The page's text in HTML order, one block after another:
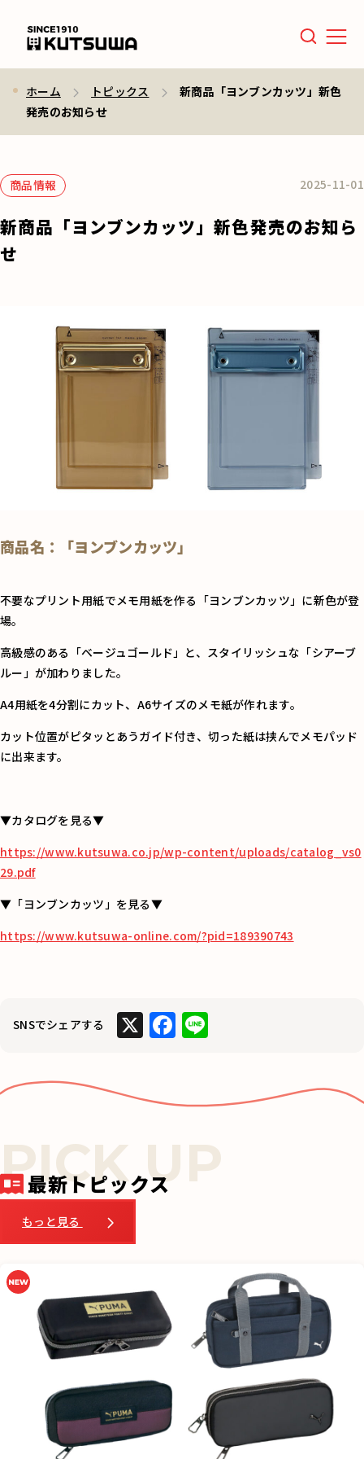
Menu
ホーム トピックス
新商品「ヨンブンカッツ」新色
発売のお知らせ
商品情報 2025-11-01
新商品「ヨンブンカッツ」新色発売のお知ら
せ
商品名：「ヨンブンカッツ」
不要なプリント用紙でメモ用紙を作る「ヨンブンカッツ」に新色が登
場。
高級感のある「ベージュゴールド」と、スタイリッシュな「シアーブ
ルー」が加わりました。
A4用紙を4分割にカット、A6サイズのメモ紙が作れます。
カット位置がピタッとあうガイド付き、切った紙は挟んでメモパッド
に出来ます。
▼カタログを見る▼
https://www.kutsuwa.co.jp/wp-content/uploads/catalog_vs0
29.pdf
▼「ヨンブンカッツ」を見る▼
https://www.kutsuwa-online.com/?pid=189390743
SNSでシェアする X F
a
e
o
o
Li
最新トピックス
もっと見る